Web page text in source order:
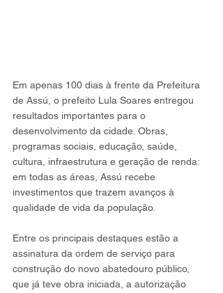
Em apenas 100 dias à frente da Prefeitura
de Assú, o prefeito Lula Soares entregou
resultados importantes para o
desenvolvimento da cidade. Obras,
programas sociais, educação, saúde,
cultura, infraestrutura e geração de renda:
em todas as áreas, Assú recebe
investimentos que trazem avanços à
qualidade de vida da população.
Entre os principais destaques estão a
assinatura da ordem de serviço para
construção do novo abatedouro público,
que já teve obra iniciada, a autorização